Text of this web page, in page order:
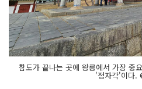
참도가 끝나는 곳에 왕릉에서 가장 중
'정자각'이다.